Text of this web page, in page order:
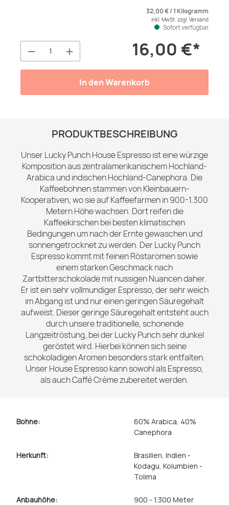
Produkt Anzahl: Gib den16,00 €*
32,00 € / 1 Kilogramm
inkl. MwSt. zzgl. Versand
Sofort verfügbar
In den Warenkorb
PRODUKTBESCHREIBUNG
Unser Lucky Punch House Espresso ist eine würzige
Komposition aus zentralamerikanischem Hochland-
Arabica und indischen Hochland-Canephora. Die
Kaffeebohnen stammen von Kleinbauern-
Kooperativen, wo sie auf Kaffeefarmen in 900-1.300
Metern Höhe wachsen. Dort reifen die
Kaffeekirschen bei besten klimatischen
Bedingungen um nach der Ernte gewaschen und
sonnengetrocknet zu werden. Der Lucky Punch
Espresso kommt mit feinen Röstaromen sowie
einem starken Geschmack nach
Zartbitterschokolade mit nussigen Nuancen daher.
Er ist ein sehr vollmundiger Espresso, der sehr weich
im Abgang ist und nur einen geringen Säuregehalt
aufweist. Dieser geringe Säuregehalt entsteht auch
durch unsere traditionelle, schonende
Langzeitröstung, bei der Lucky Punch sehr dunkel
geröstet wird. Hierbei können sich seine
schokoladigen Aromen besonders stark entfalten.
Unser House Espresso kann sowohl als Espresso,
als auch Caffé Crème zubereitet werden.
Bohne:
60% Arabica, 40%
Canephora
Herkunft: Brasilien, Indien -
Kodagu, Kolumbien -
Tolima
Anbauhöhe: 900 - 1.300 Meter